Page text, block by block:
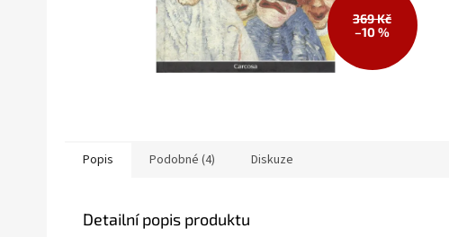
369 Kč
–10 %
Popis Podobné (4) Diskuze
Detailní popis produktu